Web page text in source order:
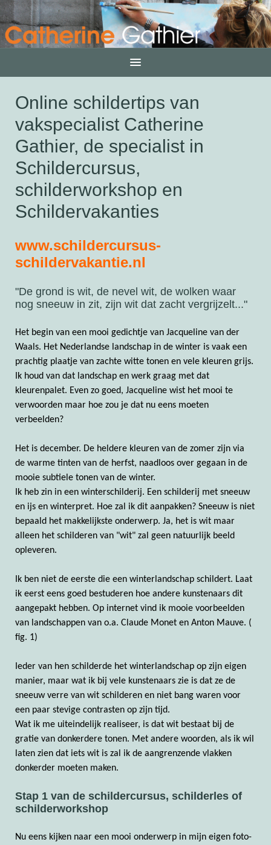
Over mij
Schildercursus
Schilderworkshop
Contact
Prijzen
Online schildertips van
vakspecialist Catherine
Gathier, de specialist in
Schildercursus,
schilderworkshop en
Schildervakanties
www.schildercursus-
schildervakantie.nl
"De grond is wit, de nevel wit, de wolken waar
nog sneeuw in zit, zijn wit dat zacht vergrijzelt..."
Het begin van een mooi gedichtje van Jacqueline van der
Waals. Het Nederlandse landschap in de winter is vaak een
prachtig plaatje van zachte witte tonen en vele kleuren grijs.
Ik houd van dat landschap en werk graag met dat
kleurenpalet. Even zo goed, Jacqueline wist het mooi te
verwoorden maar hoe zou je dat nu eens moeten
verbeelden?
Het is december. De heldere kleuren van de zomer zijn via
de warme tinten van de herfst, naadloos over gegaan in de
mooie subtiele tonen van de winter.
Ik heb zin in een winterschilderij. Een schilderij met sneeuw
en ijs en winterpret. Hoe zal ik dit aanpakken? Sneeuw is niet
bepaald het makkelijkste onderwerp. Ja, het is wit maar
alleen het schilderen van "wit" zal geen natuurlijk beeld
opleveren.
Ik ben niet de eerste die een winterlandschap schildert. Laat
ik eerst eens goed bestuderen hoe andere kunstenaars dit
aangepakt hebben. Op internet vind ik mooie voorbeelden
van landschappen van o.a. Claude Monet en Anton Mauve. (
fig. 1)
Ieder van hen schilderde het winterlandschap op zijn eigen
manier, maar wat ik bij vele kunstenaars zie is dat ze de
sneeuw verre van wit schilderen en niet bang waren voor
een paar stevige contrasten op zijn tijd.
Wat ik me uiteindelijk realiseer, is dat wit bestaat bij de
gratie van donkerdere tonen. Met andere woorden, als ik wil
laten zien dat iets wit is zal ik de aangrenzende vlakken
donkerder moeten maken.
Stap 1 van de schildercursus, schilderles of
schilderworkshop
Nu eens kijken naar een mooi onderwerp in mijn eigen foto-